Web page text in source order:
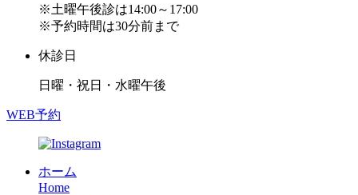
※土曜午後診は14:00～17:00
※予約時間は30分前まで
休診日
日曜・祝日・水曜午後
WEB予約
ホーム
Home